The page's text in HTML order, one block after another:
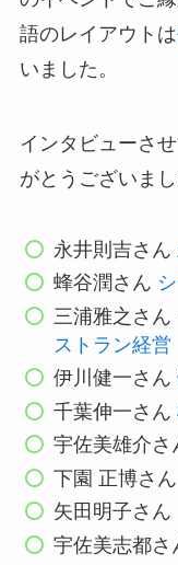
語のレイアウトは
いました。
インタビューさ
がとうございまし
永井則吉さん
蜂谷潤さん
三浦雅之さん
ストラン経営
伊川健一さん
千葉伸一さん
宇佐美雄介​
下園 正博さ
矢田明子さ
宇佐美志都